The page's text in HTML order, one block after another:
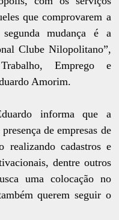
que comprovarem a
mudança é a
Clube Nilopolitano”,
Emprego e
Amorim.
informa que a
de empresas de
realizando cadastros e
dentre outros
uma colocação no
querem seguir o